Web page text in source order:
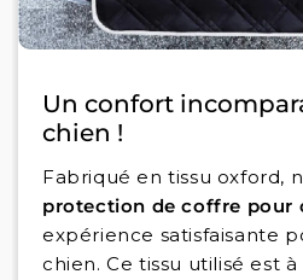
Un confort
chien !
Fabriqué en tissu oxford,
protection de coffre pour
expérience satisfaisante
chien. Ce tissu utilisé est